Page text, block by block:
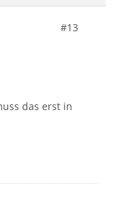
#13
das erst in